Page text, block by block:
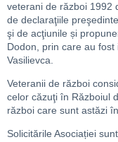
veterani de război 1992
de declaraţiile
şi de acţiunile și
Dodon, prin care au
Vasilievca.
Veteranii de război
celor căzuţi în Războiul
război care sunt astăzi
Solicitările Asociației